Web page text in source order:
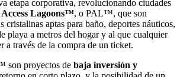
etapa corporativa, revolucionando ciudades
Lagoons™, o PAL™, que son
cristalinas aptas para baño, deportes náuticos,
playa a metros del hogar y al que cualquier
a través de la compra de un ticket.
son proyectos de baja inversión y